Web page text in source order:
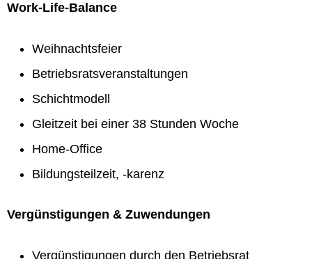
Work-Life-Balance
Weihnachtsfeier
Betriebsratsveranstaltungen
Schichtmodell
Gleitzeit bei einer 38 Stunden Woche
Home-Office
Bildungsteilzeit, -karenz
Vergünstigungen & Zuwendungen
Vergünstigungen durch den Betriebsrat